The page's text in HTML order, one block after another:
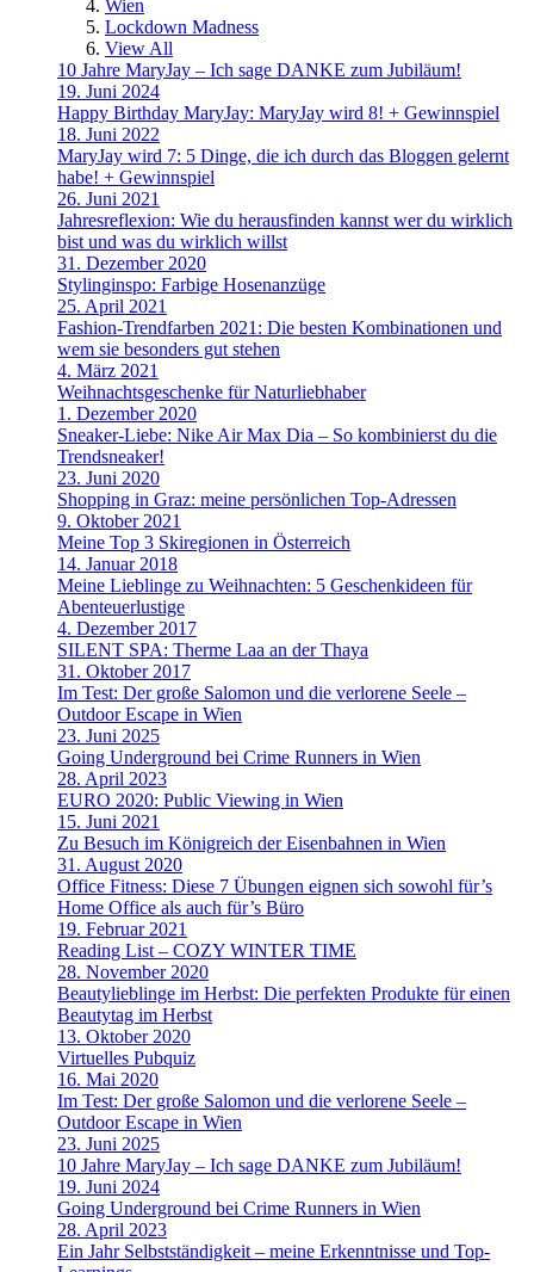
Wien
Lockdown Madness
View All
10 Jahre MaryJay – Ich sage DANKE zum Jubiläum!
19. Juni 2024
Happy Birthday MaryJay: MaryJay wird 8! + Gewinnspiel
18. Juni 2022
MaryJay wird 7: 5 Dinge, die ich durch das Bloggen gelernt
habe! + Gewinnspiel
26. Juni 2021
Jahresreflexion: Wie du herausfinden kannst wer du wirklich
bist und was du wirklich willst
31. Dezember 2020
Stylinginspo: Farbige Hosenanzüge
25. April 2021
Fashion-Trendfarben 2021: Die besten Kombinationen und
wem sie besonders gut stehen
4. März 2021
Weihnachtsgeschenke für Naturliebhaber
1. Dezember 2020
Sneaker-Liebe: Nike Air Max Dia – So kombinierst du die
Trendsneaker!
23. Juni 2020
Shopping in Graz: meine persönlichen Top-Adressen
9. Oktober 2021
Meine Top 3 Skiregionen in Österreich
14. Januar 2018
Meine Lieblinge zu Weihnachten: 5 Geschenkideen für
Abenteuerlustige
4. Dezember 2017
SILENT SPA: Therme Laa an der Thaya
31. Oktober 2017
Im Test: Der große Salomon und die verlorene Seele –
Outdoor Escape in Wien
23. Juni 2025
Going Underground bei Crime Runners in Wien
28. April 2023
EURO 2020: Public Viewing in Wien
15. Juni 2021
Zu Besuch im Königreich der Eisenbahnen in Wien
31. August 2020
Office Fitness: Diese 7 Übungen eignen sich sowohl für’s
Home Office als auch für’s Büro
19. Februar 2021
Reading List – COZY WINTER TIME
28. November 2020
Beautylieblinge im Herbst: Die perfekten Produkte für einen
Beautytag im Herbst
13. Oktober 2020
Virtuelles Pubquiz
16. Mai 2020
Im Test: Der große Salomon und die verlorene Seele –
Outdoor Escape in Wien
23. Juni 2025
10 Jahre MaryJay – Ich sage DANKE zum Jubiläum!
19. Juni 2024
Going Underground bei Crime Runners in Wien
28. April 2023
Ein Jahr Selbstständigkeit – meine Erkenntnisse und Top-